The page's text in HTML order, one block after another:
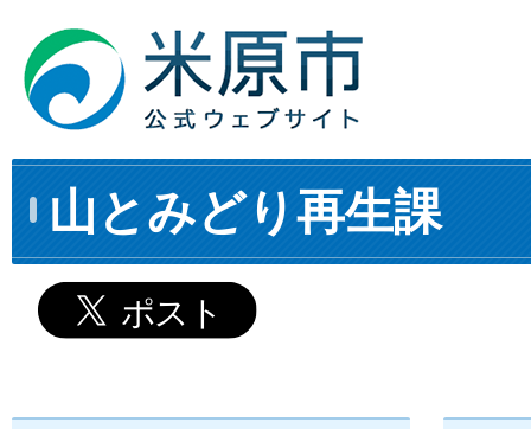
山とみどり再生課